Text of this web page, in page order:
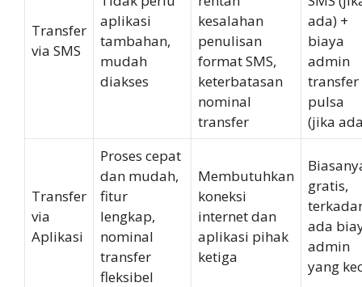
Transfer
via SMS
aplikasi
tambahan,
mudah
diakses
kesalahan
penulisan
format SMS,
keterbatasan
nominal
transfer
ada) +
biaya
admin
transfer
pulsa
(jika
Transfer
via
Aplikasi
Proses cepat
dan mudah,
fitur
lengkap,
nominal
transfer
fleksibel
Membutuhkan
koneksi
internet dan
aplikasi pihak
ketiga
gratis,
ada
admin
yang